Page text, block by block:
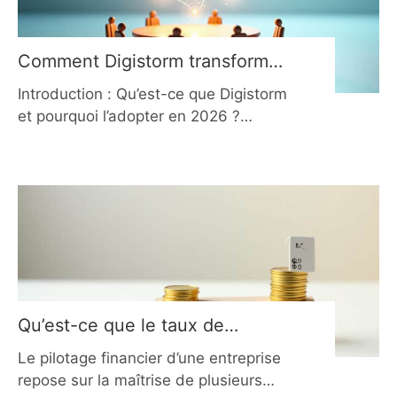
souhaitant prospérer. En 2026, dans
un environnement commercial en
constante évolution, maîtriser les
principes
Comment Digistorm transforme
les interactions en 2026 ?
Introduction : Qu’est-ce que Digistorm
et pourquoi l’adopter en 2026 ?
collaboratifs numériques, conçus pour
permet de créer des interactions en
temps réel sans aucune finalité
commerciale ni collecte intrusive de
Qu’est-ce que le taux de
marque et comment l’optimiser
en 2026 ?
Le pilotage financier d’une entreprise
repose sur la maîtrise de plusieurs